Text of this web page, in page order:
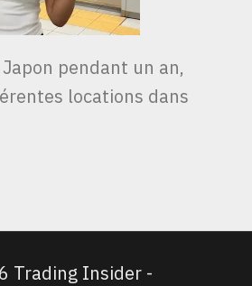
pendant un an,
locations dans
Trading Insider -